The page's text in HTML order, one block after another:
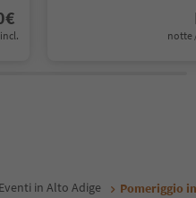
€
notte
Eventi in Alto Adige Pomeriggio